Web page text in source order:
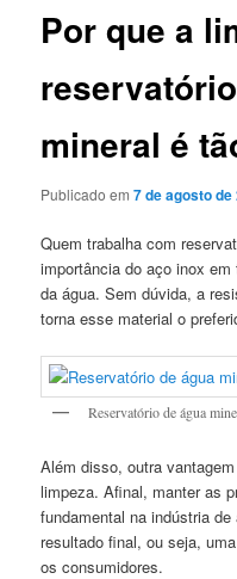
Por que a
mineral é
Publicado em7 de agosto de
Quem trabalha com
importância do aço inox
da água. Sem dúvida, a
torna esse material o
Reservatório de água
Além disso, outra
limpeza. Afinal, manter as
fundamental na indústria
resultado final, ou seja,
os consumidores.